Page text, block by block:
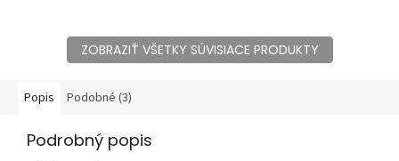
ZOBRAZIŤ VŠETKY SÚVISIACE PRODUKTY
Popis Podobné (3)
Podrobný popis